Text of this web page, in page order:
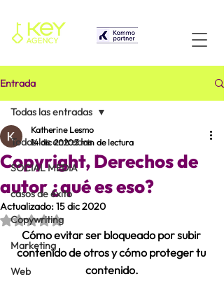
Entrada
Todas las entradas
SOCIAL MEDIA
casos de éxito
Copywriting
Marketing
Web
Todas las entradas
Copyright, Derechos de
autor ¿qué es eso?
Katherine Lesmo
14 dic 20203 min de lectura
Actualizado:15 dic 2020
Obtuvo NaN de 5 estrellas.
Cómo evitar ser bloqueado por subir
contenido de otros y cómo proteger tu
contenido.